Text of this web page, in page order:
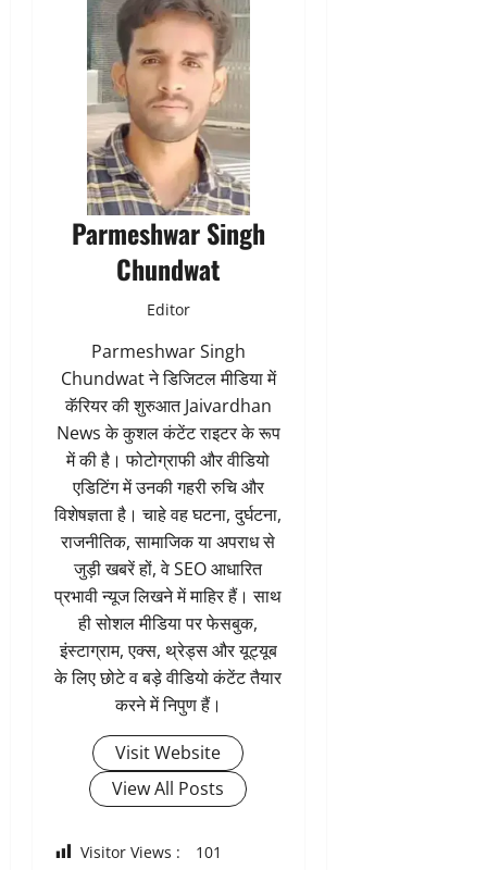
Parmeshwar Singh
Chundwat
Editor
Parmeshwar Singh
Chundwat ने डिजिटल मीडिया में
कॅरियर की शुरुआत Jaivardhan
News के कुशल कंटेंट राइटर के रूप
में की है। फोटोग्राफी और वीडियो
एडिटिंग में उनकी गहरी रुचि और
विशेषज्ञता है। चाहे वह घटना, दुर्घटना,
राजनीतिक, सामाजिक या अपराध से
जुड़ी खबरें हों, वे SEO आधारित
प्रभावी न्यूज लिखने में माहिर हैं। साथ
ही सोशल मीडिया पर फेसबुक,
इंस्टाग्राम, एक्स, थ्रेड्स और यूट्यूब
के लिए छोटे व बड़े वीडियो कंटेंट तैयार
करने में निपुण हैं।
Visit Website
View All Posts
Visitor Views : 101